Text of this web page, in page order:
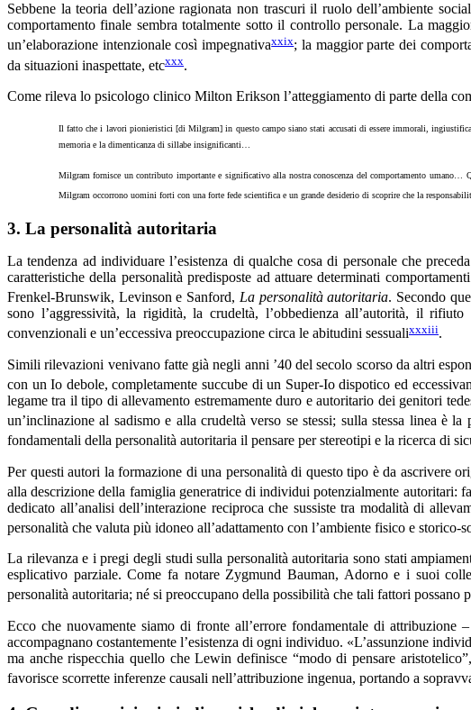
Sebbene la teoria dell’azione ragionata non trascuri il ruolo dell’ambiente
comportamento finale sembra totalmente sotto il controllo personale. La
un’elaborazione intenzionale così impegnativaxxix; la maggior parte dei
da situazioni inaspettate, etcxxx.
Come rileva lo psicologo clinico Milton Erikson l’atteggiamento di parte della
Il fatto che i lavori pionieristici [di Milgram] in questo campo siano stati accusati di essere immorali,
memoria e la dimenticanza di sillabe insignificanti…
Milgram fornisce un contributo importante e significativo alla nostra conoscenza del comportamento
Milgram occorrono uomini forti con una forte fede scientifica e un grande desiderio di scoprire che la
3. La personalità autoritaria
La tendenza ad individuare l’esistenza di qualche cosa di personale che
caratteristiche della personalità predisposte ad attuare determinati
Frenkel-Brunswik, Levinson e Sanford, La personalità autoritaria. Secondo
sono l’aggressività, la rigidità, la crudeltà, l’obbedienza all’autorità, il
convenzionali e un’eccessiva preoccupazione circa le abitudini sessualixxxiii.
Simili rilevazioni venivano fatte già negli anni ’40 del secolo scorso da altri
con un Io debole, completamente succube di un Super-Io dispotico ed
legame tra il tipo di allevamento estremamente duro e autoritario dei genitori
un’inclinazione al sadismo e alla crudeltà verso se stessi; sulla stessa linea è
fondamentali della personalità autoritaria il pensare per stereotipi e la ricerca di
Per questi autori la formazione di una personalità di questo tipo è da ascrivere
alla descrizione della famiglia generatrice di individui potenzialmente
dedicato all’analisi dell’interazione reciproca che sussiste tra modalità di
personalità che valuta più idoneo all’adattamento con l’ambiente fisico e storico-
La rilevanza e i pregi degli studi sulla personalità autoritaria sono stati
esplicativo parziale. Come fa notare Zygmund Bauman, Adorno e i suoi
personalità autoritaria; né si preoccupano della possibilità che tali fattori
Ecco che nuovamente siamo di fronte all’errore fondamentale di
accompagnano costantemente l’esistenza di ogni individuo. «L’assunzione
ma anche rispecchia quello che Lewin definisce “modo di pensare
favorisce scorrette inferenze causali nell’attribuzione ingenua, portando a